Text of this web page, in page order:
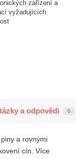
zařízení a
vyžadujících
a odpovědi 0
a rovnými
cín. Více